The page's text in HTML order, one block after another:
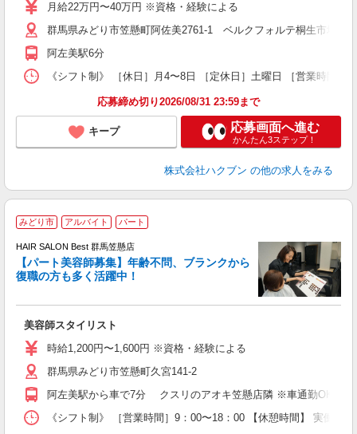
月給22万円〜40万円 ※資格・経験による
群馬県みどり市笠懸町阿佐美2761-1 ベルクフォルテ桐生市場店
阿左美駅6分
《シフト制》 ［休日］月4〜8日 ［定休日］土曜日 ［営業時間
応募締め切り2026/08/31 23:59まで
キープ 応募画面へ進む
かんたん3ステップ！
株式会社ハクブン の他の求人をみる
みどり市 アルバイト パート
HAIR SALON Best 群馬笠懸店
【パート美容師募集】年齢不問、ブランクから
復職の方も多く活躍中！
美容師スタイリスト
時給1,200円〜1,600円 ※資格・経験による
群馬県みどり市笠懸町久宮141-2
阿左美駅から車で7分 クスリのアオキ笠懸店隣 ※車通勤OK
《シフト制》 ［営業時間］9：00〜18：00 【休憩時間】 実